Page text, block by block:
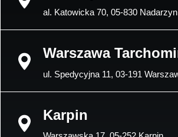
al. Katowicka 70, 05-830 Nadarzyn
Warszawa
ul. Spedycyjna 11, 03-191
Karpin